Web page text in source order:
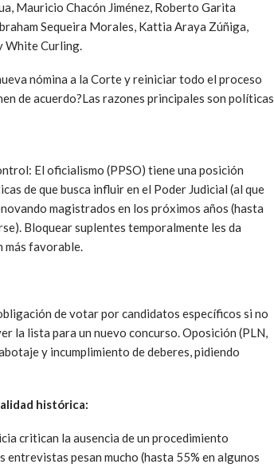
Mauricio Chacón Jiménez, Roberto Garita
Sequeira Morales, Kattia Araya Zúñiga,
White Curling.
nómina a la Corte y reiniciar todo el proceso
de acuerdo?Las razones principales son políticas
El oficialismo (PPSO) tiene una posición
de que busca influir en el Poder Judicial (al que
magistrados en los próximos años (hasta
Bloquear suplentes temporalmente les da
más favorable.
de votar por candidatos específicos si no
la lista para un nuevo concurso. Oposición (PLN,
y incumplimiento de deberes, pidiendo
histórica:
critican la ausencia de un procedimiento
pesan mucho (hasta 55% en algunos